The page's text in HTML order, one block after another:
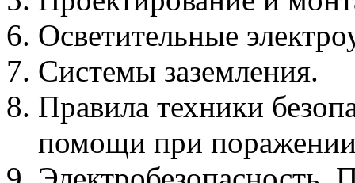
Осветительные
Системы заземления.
Правила техники
помощи при